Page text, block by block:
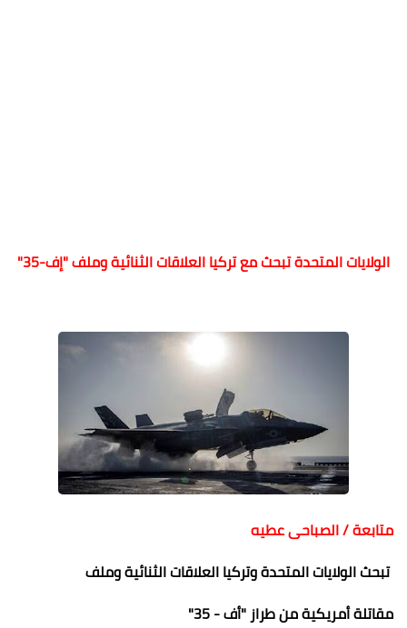
الولايات المتحدة تبحث مع تركيا العلاقات الثنائية وملف "إف-35"
متابعة / الصباحى عطيه
تبحث الولايات المتحدة وتركيا العلاقات الثنائية وملف
مقاتلة أمريكية من طراز "أف - 35"